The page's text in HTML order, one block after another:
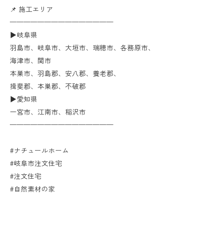
📌 施工エリア
———————————————
▶︎岐阜県
羽島市、岐阜市、大垣市、瑞穂市、各務原市、
海津市、関市
本巣市、羽島郡、安八郡、養老郡、
揖斐郡、本巣郡、不破郡
▶︎愛知県
一宮市、江南市、稲沢市
———————————————
#ナチュールホーム
#岐阜市注文住宅
#注文住宅
#自然素材の家